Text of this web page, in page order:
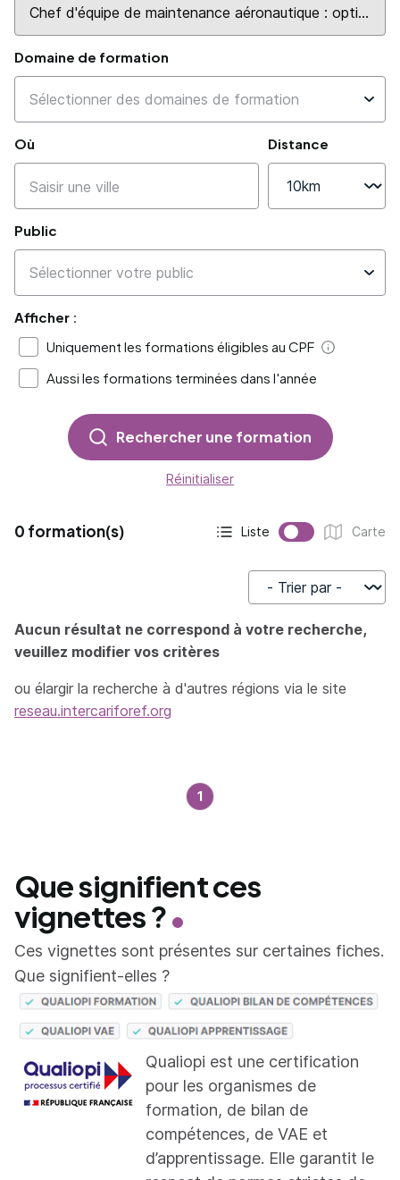
Domaine de formation
Où Distance
Public
Afficher :
Uniquement les formations éligibles au CPF
Aide
Aussi les formations terminées dans l'année
Rechercher une formation
Réinitialiser
0 formation(s)
Affichage actif :
Liste
Affichage :
Carte
Trier par
Aucun résultat ne correspond à votre recherche,
veuillez modifier vos critères
ou élargir la recherche à d'autres régions via le site
reseau.intercariforef.org
1
Que signifient ces
vignettes ?
Ces vignettes sont présentes sur certaines fiches.
Que signifient-elles ?
Qualiopi est une certification
pour les organismes de
formation, de bilan de
compétences, de VAE et
d’apprentissage. Elle garantit le